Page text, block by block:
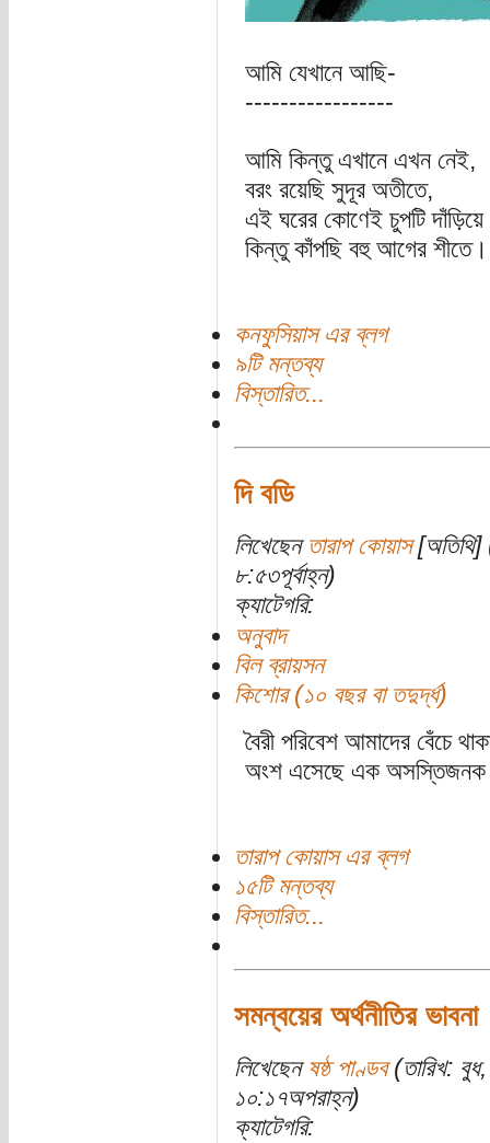
আমি যেখানে আছি-
-----------------
আমি কিন্তু এখানে এখন নেই,
বরং রয়েছি সুদূর অতীতে,
এই ঘরের কোণেই চুপটি
কিন্তু কাঁপছি বহু আগের শীতে।
কনফুসিয়াস এর ব্লগ
৯টি মন্তব্য
বিস্তারিত...
দি বডি
লিখেছেন তারাপ কোয়াস[অতিথি]
৮:৫৩পূর্বাহ্ন)
ক্যাটেগরি:
অনুবাদ
বিল ব্রায়সন
কিশোর (১০ বছর বা তদুর্দ্ধ)
বৈরী পরিবেশ আমাদের বেঁচে
অংশ এসেছে এক
তারাপ কোয়াস এর ব্লগ
১৫টি মন্তব্য
বিস্তারিত...
সমন্বয়ের অর্থনীতির ভাবনা
লিখেছেন ষষ্ঠ পাণ্ডব(তারিখ:
১০:১৭অপরাহ্ন)
ক্যাটেগরি: